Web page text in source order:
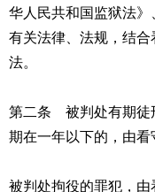
华人民共和国监狱法
有关法律、法规，结
法。
第二条 被判处有期徒
期在一年以下的，由看
被判处拘役的罪犯，由